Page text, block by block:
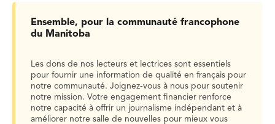
Ensemble, pour la communauté francophone
du Manitoba
Les dons de nos lecteurs et lectrices sont essentiels
pour fournir une information de qualité en français pour
notre communauté. Joignez-vous à nous pour soutenir
notre mission. Votre engagement financier renforce
notre capacité à offrir un journalisme indépendant et à
améliorer notre salle de nouvelles pour mieux vous